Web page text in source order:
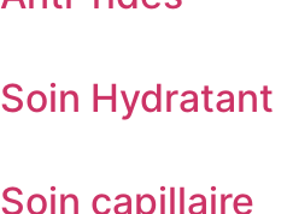
Soin Hydratant
Soin capillaire